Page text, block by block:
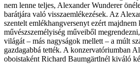
nem lenne teljes, Alexander Wunderer
barátjára való visszaemlékezések. Az
szentelt emlékhangversenyt ezért
művészszemélyiség műveiből
világát – más nagyságok mellett – a múlt
gazdagabbá tették. A konzervatóriumban
oboistaként Richard Baumgärtlnél kiváló